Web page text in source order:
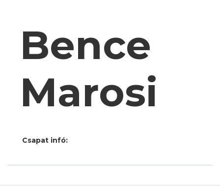
Bence
Marosi
Csapat infó: